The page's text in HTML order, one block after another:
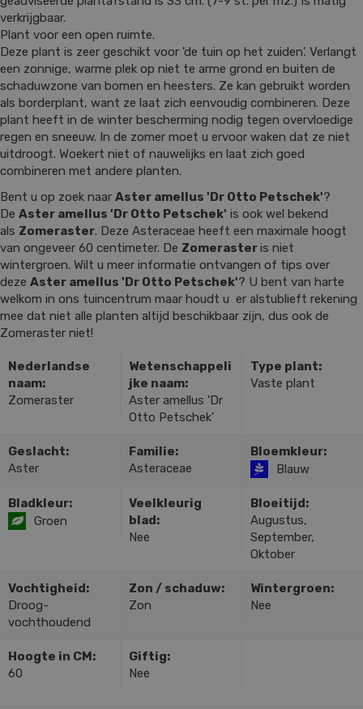
verkrijgbaar.
Plant voor een open ruimte.
Deze plant is zeer geschikt voor 'de tuin op het zuiden'. Verlangt
een zonnige, warme plek op niet te arme grond en buiten de
schaduwzone van bomen en heesters. Ze kan gebruikt worden
als borderplant, want ze laat zich eenvoudig combineren. Deze
plant heeft in de winter bescherming nodig tegen overvloedige
regen en sneeuw. In de zomer moet u ervoor waken dat ze niet
uitdroogt. Woekert niet of nauwelijks en laat zich goed
combineren met andere planten.
Bent u op zoek naar Aster amellus 'Dr Otto Petschek'?
De Aster amellus 'Dr Otto Petschek' is ook wel bekend
als Zomeraster. Deze Asteraceae heeft een maximale hoogt
van ongeveer 60 centimeter. De Zomerasteris niet
wintergroen. Wilt u meer informatie ontvangen of tips over
deze Aster amellus 'Dr Otto Petschek'? U bent van harte
welkom in ons tuincentrum maar houdt u er alstublieft rekening
mee dat niet alle planten altijd beschikbaar zijn, dus ook de
Zomeraster niet!
Nederlandse
naam:
Zomeraster
Wetenschappeli
jke naam:
Aster amellus 'Dr
Otto Petschek'
Type plant:
Vaste plant
Geslacht:
Aster
Familie:
Asteraceae
Bloemkleur:
Blauw
Bladkleur:
Groen
Veelkleurig
blad:
Nee
Bloeitijd:
Augustus,
September,
Oktober
Vochtigheid:
Droog-
vochthoudend
Zon / schaduw:
Zon
Wintergroen:
Nee
Hoogte in CM:
60
Giftig:
Nee